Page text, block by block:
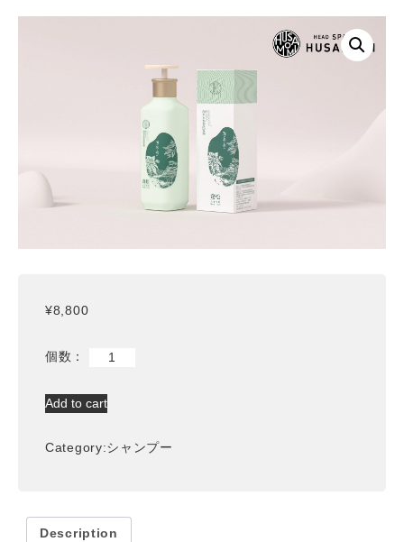
¥8,800
人
参
シ
ー
Add to cart
Category:シャンプー
Description